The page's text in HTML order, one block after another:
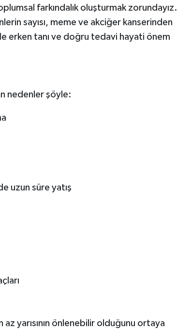
farkındalık oluşturmak zorundayız.
sayısı, meme ve akciğer kanserinden
erken tanı ve doğru tedavi hayati önem
nedenler şöyle:
uzun süre yatış
az yarısının önlenebilir olduğunu ortaya